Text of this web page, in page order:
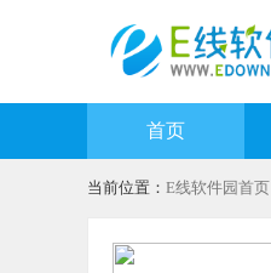
首页
当前位置： E线软件园首页